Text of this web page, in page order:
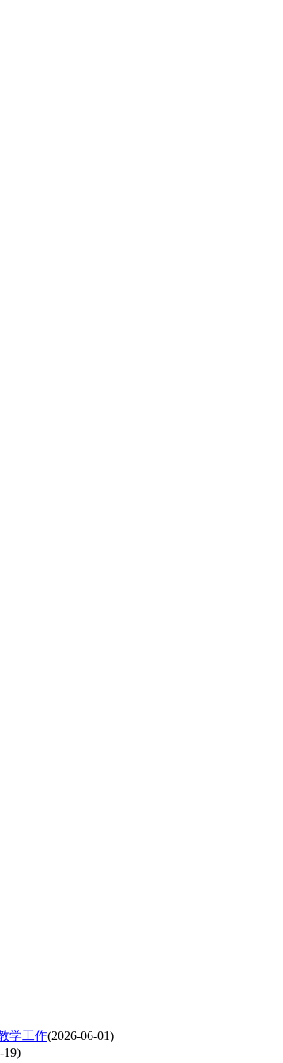
学工作(2026-06-01)
19)